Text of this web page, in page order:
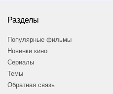
Разделы
Популярные фильмы
Новинки кино
Сериалы
Темы
Обратная связь